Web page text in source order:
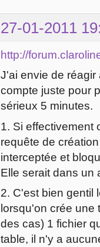
27-01-2011
http://
J'ai envie de réagir
compte juste pour
sérieux 5 minutes.
1. Si effectivement
requête de
interceptée et
Elle serait dans un
2. C'est bien gentil
lorsqu'on crée une
des cas) 1 fichier
table, il n'y a